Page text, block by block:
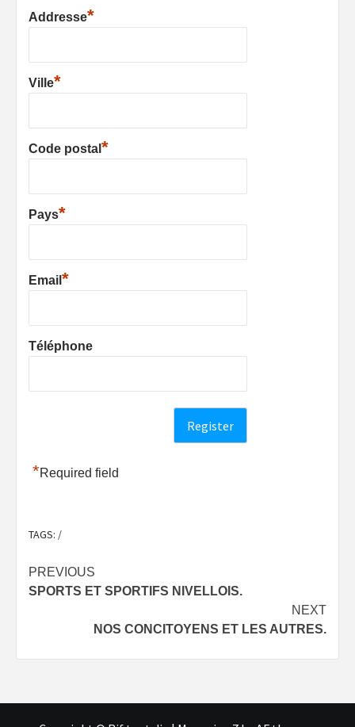
Addresse*
Ville*
Code postal *
Pays*
Email *
Téléphone
*Required field
TAGS: /
Post
navigation
PREVIOUS
SPORTS ET SPORTIFS NIVELLOIS.
NEXT
NOS CONCITOYENS ET LES AUTRES.